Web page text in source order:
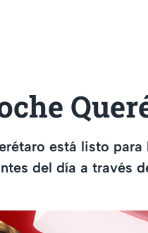
está listo
del día a través